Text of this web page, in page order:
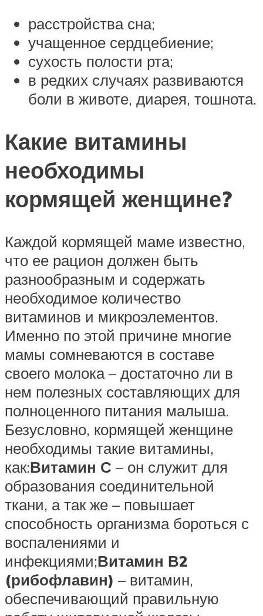
расстройства сна;
учащенное сердцебиение;
сухость полости рта;
в редких случаях развиваются
боли в животе, диарея, тошнота.
Какие витамины
необходимы
кормящей женщине?
Каждой кормящей маме известно,
что ее рацион должен быть
разнообразным и содержать
необходимое количество
витаминов и микроэлементов.
Именно по этой причине многие
мамы сомневаются в составе
своего молока – достаточно ли в
нем полезных составляющих для
полноценного питания малыша.
Безусловно, кормящей женщине
необходимы такие витамины,
как:Витамин С – он служит для
образования соединительной
ткани, а так же – повышает
способность организма бороться с
воспалениями и
инфекциями;Витамин В2
(рибофлавин) – витамин,
обеспечивающий правильную